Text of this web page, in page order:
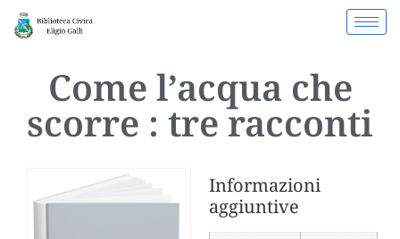
Come l’acqua che
scorre : tre racconti
Informazioni
aggiuntive